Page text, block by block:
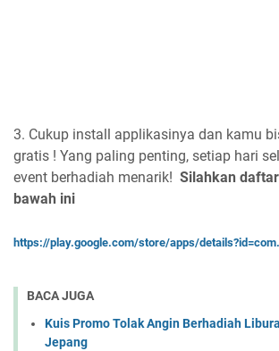
3. Cukup install applikasinya dan kamu
gratis ! Yang paling penting, setiap hari
event berhadiah menarik! Silahkan
bawah ini
https://play.google.com/store/apps/
BACA JUGA
Kuis Promo Tolak Angin Berhadiah
Jepang